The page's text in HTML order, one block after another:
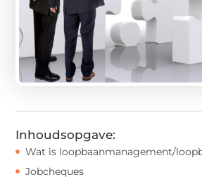
Inhoudsopgave:
Wat is loopbaanmanagement/
Jobcheques